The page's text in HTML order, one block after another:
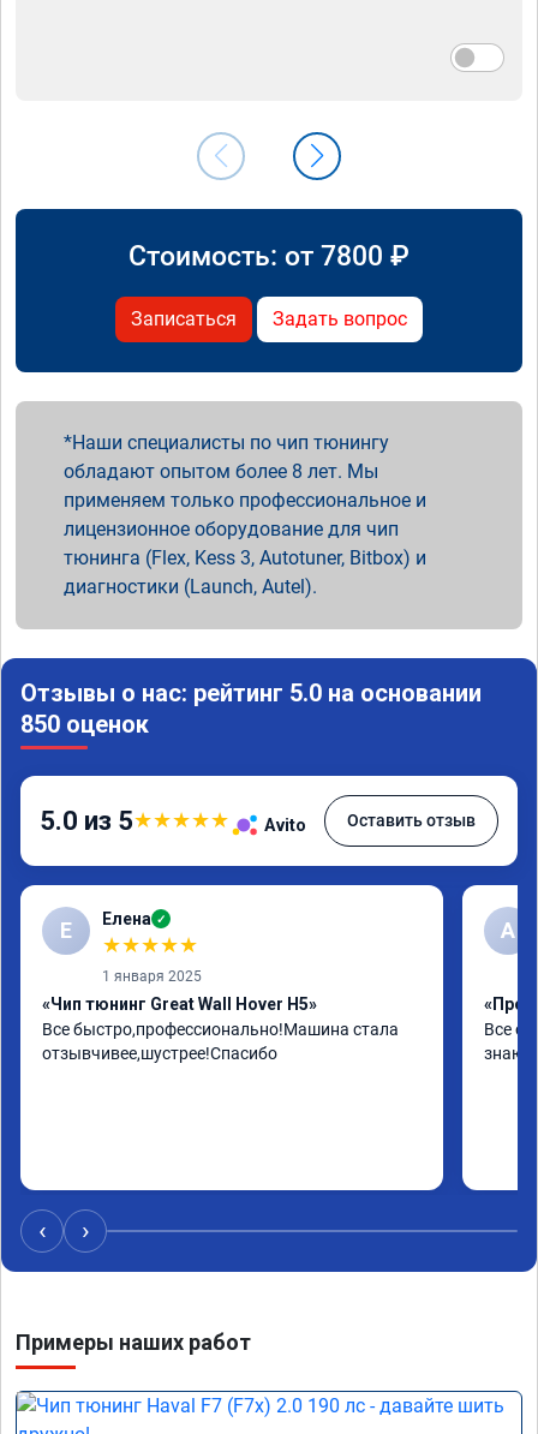
Стоимость: от 7800 ₽
Записаться Задать вопрос
Наши специалисты по чип тюнингу
обладают опытом более 8 лет. Мы
применяем только профессиональное и
лицензионное оборудование для чип
тюнинга (Flex, Kess 3, Autotuner, Bitbox) и
диагностики (Launch, Autel).
Отзывы о нас: рейтинг 5.0 на основании
850 оценок
5.0 из 5★★★★★ Avito Оставить отзыв
Е Елена ✓
★★★★★
1 января 2025
«Чип тюнинг Great Wall Hover H5»
Все быстро,профессионально!Машина стала
отзывчивее,шустрее!Спасибо
А
Все
знают
‹ ›
Примеры наших работ